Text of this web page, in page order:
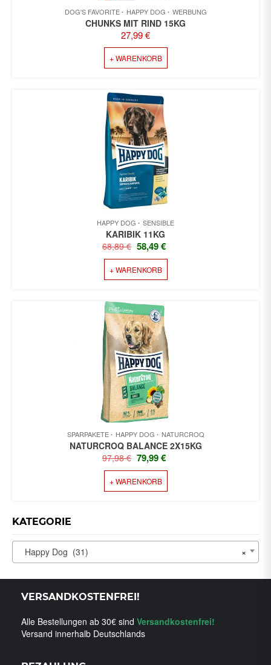
DOG'S FAVORITE HAPPY DOG WERBUNG
CHUNKS MIT RIND 15KG
27,99€
+ WARENKORB
HAPPY DOG SENSIBLE
KARIBIK 11KG
68,89€ URSPRÜNGLICHER
PREIS
WAR:
68,89 €
58,49€
+ WARENKORB
SPARPAKETE HAPPY DOG NATURCROQ
NATURCROQ BALANCE 2X15KG
97,98€ URSPRÜNGLICHER
PREIS
WAR:
97,98 €
79,99€
+ WARENKORB
KATEGORIE
×
Happy Dog (31)
VERSANDKOSTENFREI!
Alle Bestellungen ab 30€ sind Versandkostenfrei!
Versand innerhalb Deutschlands